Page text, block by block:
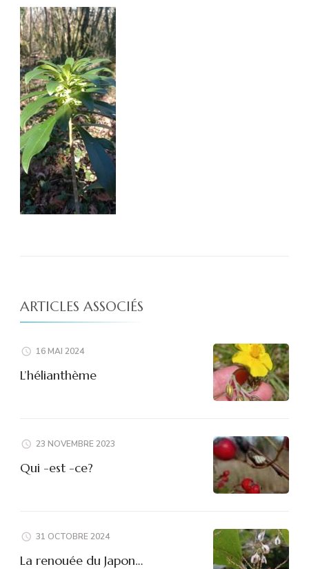
ARTICLES ASSOCIÉS
16 MAI 2024
L’hélianthème
23 NOVEMBRE 2023
Qui -est -ce?
31 OCTOBRE 2024
La renouée du Japon…